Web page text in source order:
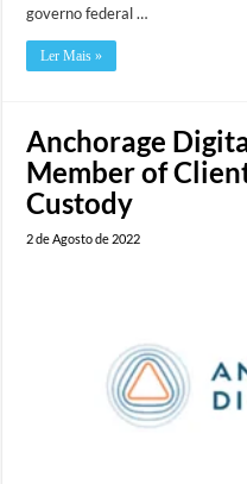
governo federal …
Ler Mais »
Anchorage
Member of
Custody
2 de Agosto de 2022